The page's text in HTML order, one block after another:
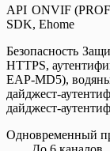
API ONVIF
SDK, Ehome
Безопасность
HTTPS,
EAP-MD5),
дайджест-
дайджест-
Одновременный